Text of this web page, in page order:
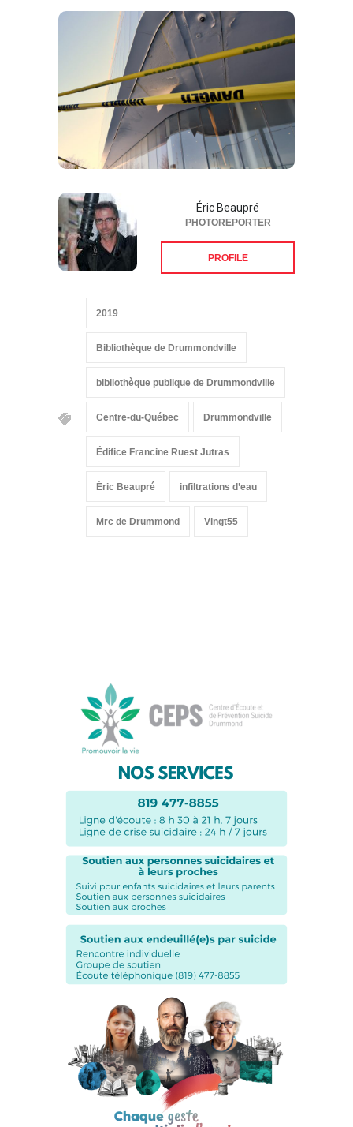
Éric Beaupré
PHOTOREPORTER
PROFILE
2019
Bibliothèque de Drummondville
bibliothèque publique de Drummondville
Centre-du-Québec Drummondville
Édifice Francine Ruest Jutras
Éric Beaupré infiltrations d’eau
Mrc de Drummond Vingt55